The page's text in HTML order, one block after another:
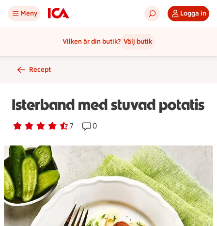
Meny Logga in
Vilken är din butik? Välj butik
Recept
Isterband med stuvad potatis
Betyg 4.3 av 5. 7
7 personer har röstatReceptet har 0 kommentarer
0